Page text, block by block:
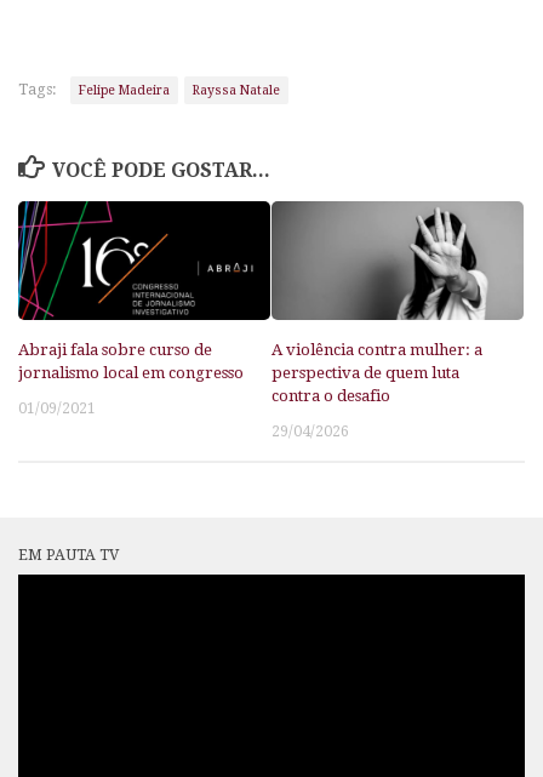
Tags: Felipe Madeira Rayssa Natale
VOCÊ PODE GOSTAR...
Abraji fala sobre curso de
jornalismo local em congresso
01/09/2021
A violência contra mulher: a
perspectiva de quem luta
contra o desafio
29/04/2026
EM PAUTA TV